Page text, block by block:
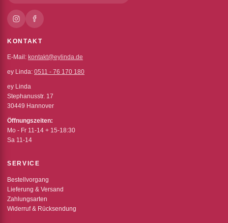
KONTAKT
E-Mail: kontakt@eylinda.de
ey Linda: 0511 - 76 170 180
ey Linda
Stephanusstr. 17
30449 Hannover
Öffnungszeiten:
Mo - Fr 11-14 + 15-18:30
Sa 11-14
SERVICE
Bestellvorgang
Lieferung & Versand
Zahlungsarten
Widerruf & Rücksendung